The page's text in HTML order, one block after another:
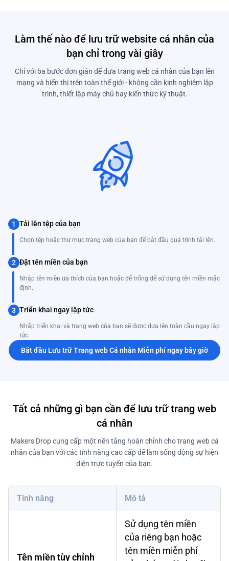
Làm thế nào để lưu trữ website cá nhân của
bạn chỉ trong vài giây
Chỉ với ba bước đơn giản để đưa trang web cá nhân của bạn lên
mạng và hiển thị trên toàn thế giới - không cần kinh nghiệm lập
trình, thiết lập máy chủ hay kiến thức kỹ thuật.
1 Tải lên tệp của bạn
Chọn tệp hoặc thư mục trang web của bạn để bắt đầu quá trình tải lên.
2 Đặt tên miền của bạn
Nhập tên miền ưa thích của bạn hoặc để trống để sử dụng tên miền mặc
định.
3 Triển khai ngay lập tức
Nhấp triển khai và trang web của bạn sẽ được đưa lên toàn cầu ngay lập
tức.
Bắt đầu Lưu trữ Trang web Cá nhân Miễn phí ngay bây giờ
Tất cả những gì bạn cần để lưu trữ trang web
cá nhân
Makers Drop cung cấp một nền tảng hoàn chỉnh cho trang web cá
nhân của bạn với các tính năng cao cấp để làm sống động sự hiện
diện trực tuyến của bạn.
Tính năng Mô tả
Tên miền tùy chỉnh
Sử dụng tên miền
của riêng bạn hoặc
tên miền miễn phí